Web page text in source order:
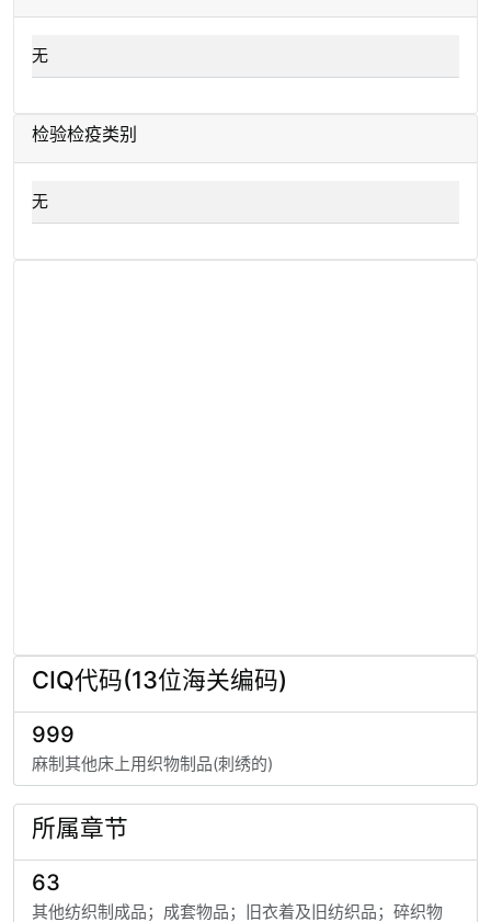
无
检验检疫类别
无
CIQ代码(13位海关编码)
999
麻制其他床上用织物制品(刺绣的)
所属章节
63
其他纺织制成品；成套物品；旧衣着及旧纺织品；碎织物